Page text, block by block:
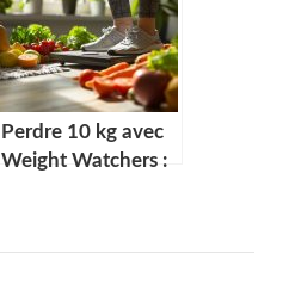
Perdre 10 kg avec
Weight Watchers :